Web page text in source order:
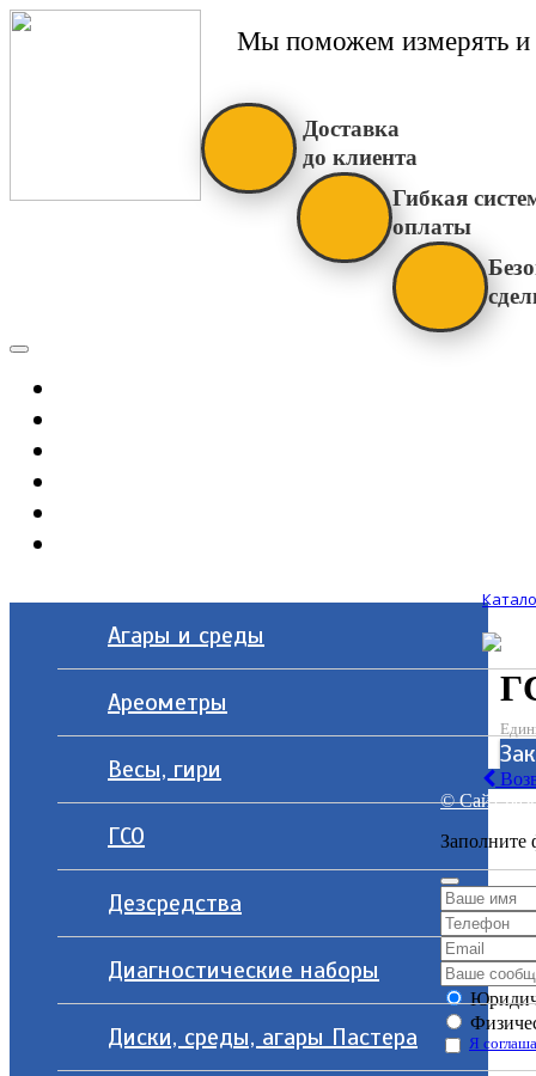
Мы поможем измерять и
Доставка
до клиента
Гибкая
оплаты
Агары и среды
Ареометры
Весы, гири
ГСО
Дезсредства
Диагностические наборы
Диски, среды, агары Пастера
© Сайт
Заполните
Я